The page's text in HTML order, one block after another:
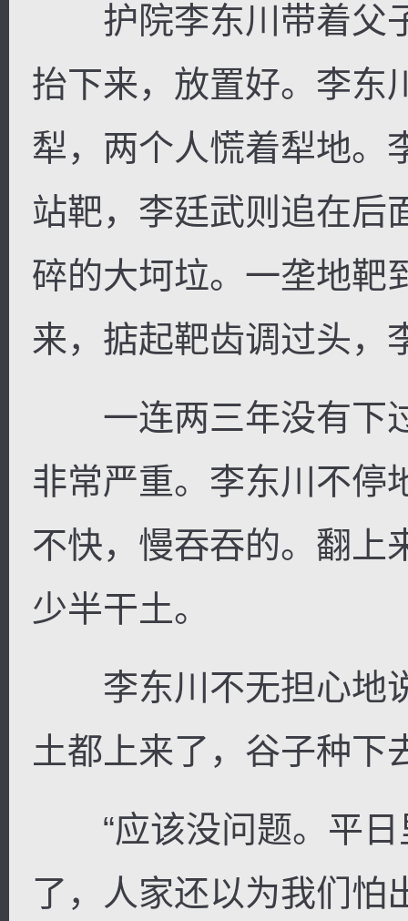
护院李东川带着父
抬下来，放置好。李东
犁，两个人慌着犁地。
站靶，李廷武则追在后
碎的大坷垃。一垄地靶
来，掂起靶齿调过头，
一连两三年没有下
非常严重。李东川不停
不快，慢吞吞的。翻上
少半干土。
李东川不无担心地说
土都上来了，谷子种下
“应该没问题。平日
了，人家还以为我们怕